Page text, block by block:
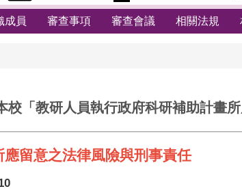
成員 審查事項 審查會議 相關法規
校「教研人員執行政府科研補助計畫
留意之法律風險與刑事責任